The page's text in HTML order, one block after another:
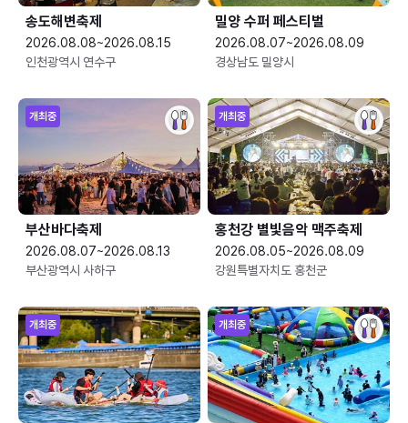
송도해변축제
2026.08.08~2026.08.15
인천광역시 연수구
밀양 수퍼 페스티벌
2026.08.07~2026.08.09
경상남도 밀양시
개최중
부산바다축제
2026.08.07~2026.08.13
부산광역시 사하구
개최중
홍천강 별빛음악 맥주축제
2026.08.05~2026.08.09
강원특별자치도 홍천군
개최중 개최중